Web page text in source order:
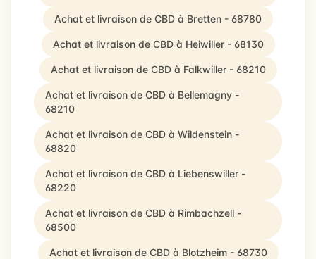
Achat et livraison de CBD à Bretten - 68780
Achat et livraison de CBD à Heiwiller - 68130
Achat et livraison de CBD à Falkwiller - 68210
Achat et livraison de CBD à Bellemagny -
68210
Achat et livraison de CBD à Wildenstein -
68820
Achat et livraison de CBD à Liebenswiller -
68220
Achat et livraison de CBD à Rimbachzell -
68500
Achat et livraison de CBD à Blotzheim - 68730